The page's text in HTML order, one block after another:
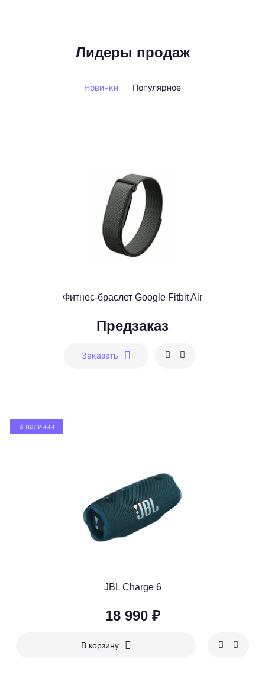
Лидеры продаж
Новинки Популярное
Фитнес-браслет Google Fitbit Air
Предзаказ
Заказать
В наличии
JBL Charge 6
18 990 ₽
В корзину